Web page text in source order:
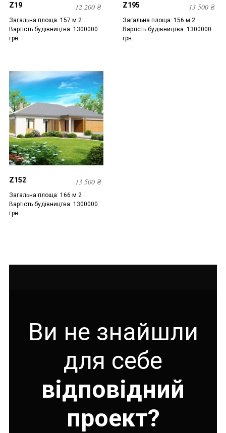
Z19 12 200₴
Загальна площа: 157 м 2
Вартість будівництва: 1300000
грн.
Z195 13 500 ₴
Загальна площа: 156 м 2
Вартість будівництва: 1300000
грн.
Z152 13 500₴
Загальна площа: 166 м 2
Вартість будівництва: 1300000
грн.
Ви не знайшли
для себе
відповідний
проект?